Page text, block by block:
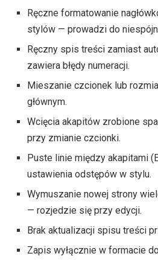
Ręczne formatowanie
stylów — prowadzi do
Ręczny spis treści zamiast
zawiera błędy numeracji.
Mieszanie czcionek lub
głównym.
Wcięcia akapitów zrobione
przy zmianie czcionki.
Puste linie między akapitami
ustawienia odstępów w stylu.
Wymuszanie nowej strony
— rozjedzie się przy edycji.
Brak aktualizacji spisu treści
Zapis wyłącznie w formacie